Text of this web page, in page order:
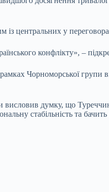
із центральних у
конфлікту», –
Чорноморської
висловив думку, що
стабільність та